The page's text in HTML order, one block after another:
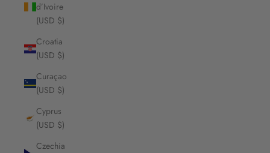
d’Ivoire
(USD $)
Croatia
(USD $)
Curaçao
(USD $)
Cyprus
(USD $)
Czechia